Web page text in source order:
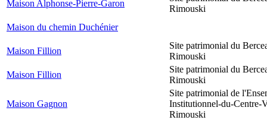
Maison Alphonse-Pierre-Garon
Rimouski
Maison du chemin Duchénier
Maison Fillion
Site patrimonial du
Rimouski
Maison Fillion
Site patrimonial du
Rimouski
Maison Gagnon
Site patrimonial de
Institutionnel-du-Centre-
Rimouski